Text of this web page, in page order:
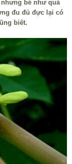
bé như quả
đu đủ đực lại có
biết.